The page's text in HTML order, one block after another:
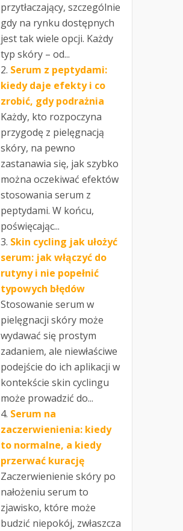
przytłaczający, szczególnie
gdy na rynku dostępnych
jest tak wiele opcji. Każdy
typ skóry – od...
Serum z peptydami:
kiedy daje efekty i co
zrobić, gdy podrażnia
Każdy, kto rozpoczyna
przygodę z pielęgnacją
skóry, na pewno
zastanawia się, jak szybko
można oczekiwać efektów
stosowania serum z
peptydami. W końcu,
poświęcając...
Skin cycling jak ułożyć
serum: jak włączyć do
rutyny i nie popełnić
typowych błędów
Stosowanie serum w
pielęgnacji skóry może
wydawać się prostym
zadaniem, ale niewłaściwe
podejście do ich aplikacji w
kontekście skin cyclingu
może prowadzić do...
Serum na
zaczerwienienia: kiedy
to normalne, a kiedy
przerwać kurację
Zaczerwienienie skóry po
nałożeniu serum to
zjawisko, które może
budzić niepokój, zwłaszcza